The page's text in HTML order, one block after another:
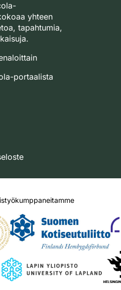
yhteen
tapahtumia,
portaalista